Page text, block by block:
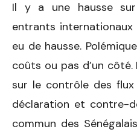
Il y a une hausse
entrants internationaux
eu de hausse.
coûts ou pas d’un
sur le contrôle des flux
déclaration et contre-
commun des